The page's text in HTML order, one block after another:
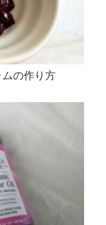
ムの作り方